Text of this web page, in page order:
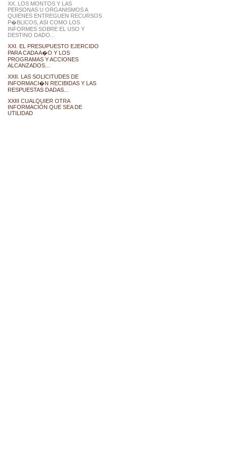
XX. LOS MONTOS Y LAS
PERSONAS U ORGANISMOS A
QUIENES ENTREGUEN RECURSOS
P�BLICOS, ASI COMO LOS
INFORMES SOBRE EL USO Y
DESTINO DADO...
XXI. EL PRESUPUESTO EJERCIDO
PARA CADA A�O Y LOS
PROGRAMAS Y ACCIONES
ALCANZADOS...
XXII. LAS SOLICITUDES DE
INFORMACI�N RECIBIDAS Y LAS
RESPUESTAS DADAS...
XXIII CUALQUIER OTRA
INFORMACIÓN QUE SEA DE
UTILIDAD